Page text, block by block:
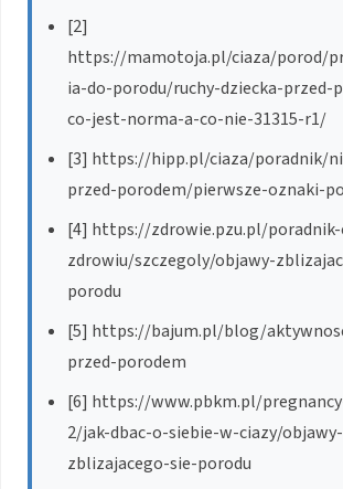
[2]
https://mamotoja.pl/ciaza/porod/
ia-do-porodu/ruchy-dziecka-przed-
co-jest-norma-a-co-nie-31315-r1/
[3] https://hipp.pl/ciaza/poradnik/
przed-porodem/pierwsze-oznaki-
[4] https://zdrowie.pzu.pl/
zdrowiu/szczegoly/objawy-
porodu
[5] https://bajum.pl/blog/
przed-porodem
[6] https://www.pbkm.pl/
2/jak-dbac-o-siebie-w-ciazy/objawy-
zblizajacego-sie-porodu